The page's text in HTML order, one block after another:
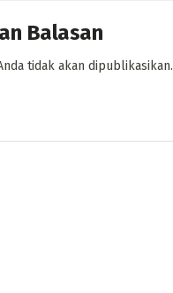
Balasan
tidak akan dipublikasikan.